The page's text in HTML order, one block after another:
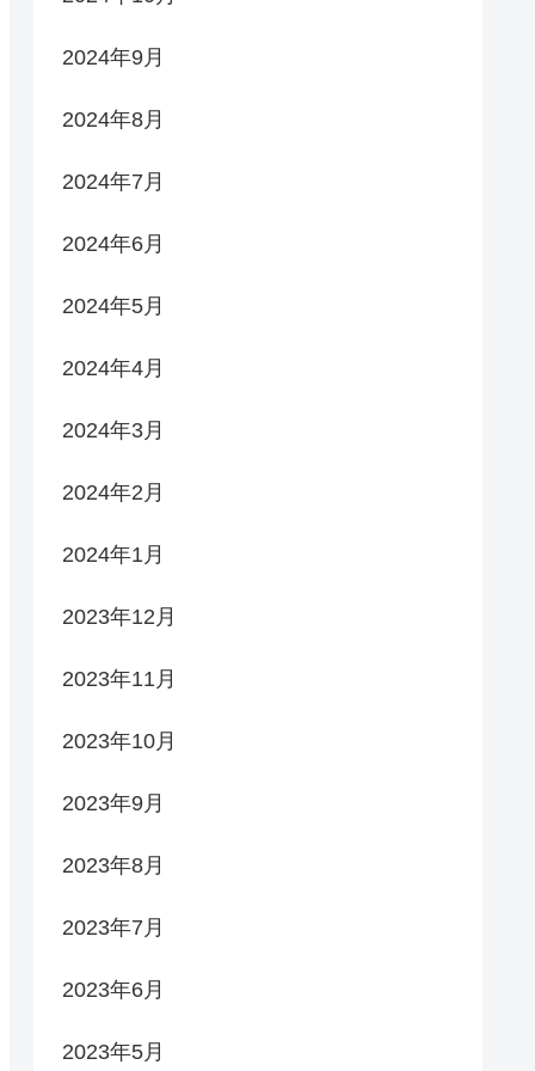
2024年9月
2024年8月
2024年7月
2024年6月
2024年5月
2024年4月
2024年3月
2024年2月
2024年1月
2023年12月
2023年11月
2023年10月
2023年9月
2023年8月
2023年7月
2023年6月
2023年5月